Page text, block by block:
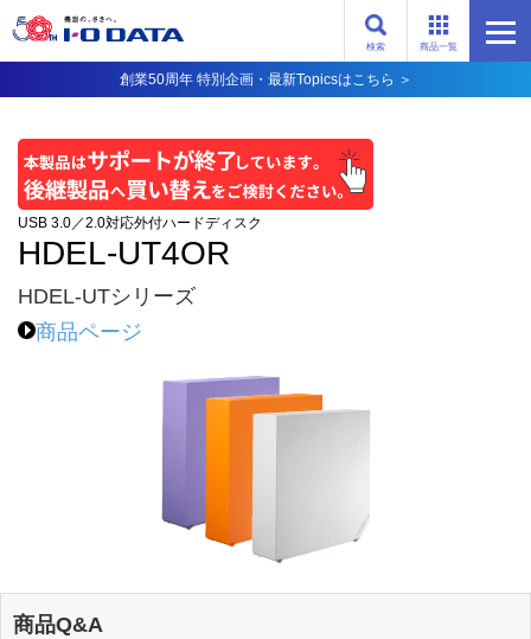
商品一覧
検索
創業50周年 特別企画・最新Topicsはこちら ＞
USB 3.0／2.0対応外付ハードディスク
HDEL-UT4OR
HDEL-UTシリーズ
商品ページ
商品Q&A